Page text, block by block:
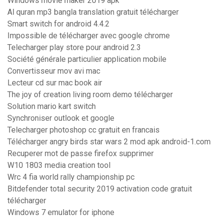
Al quran mp3 bangla translation gratuit télécharger
Smart switch for android 4.4.2
Impossible de télécharger avec google chrome
Telecharger play store pour android 2.3
Société générale particulier application mobile
Convertisseur mov avi mac
Lecteur cd sur mac book air
The joy of creation living room demo télécharger
Solution mario kart switch
Synchroniser outlook et google
Telecharger photoshop cc gratuit en francais
Télécharger angry birds star wars 2 mod apk android-1.com
Recuperer mot de passe firefox supprimer
W10 1803 media creation tool
Wrc 4 fia world rally championship pc
Bitdefender total security 2019 activation code gratuit
télécharger
Windows 7 emulator for iphone